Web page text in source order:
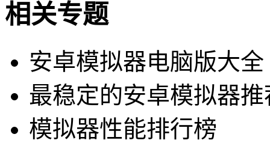
相关专题
安卓模拟器电脑版大全
最稳定的安卓模拟器推
模拟器性能排行榜